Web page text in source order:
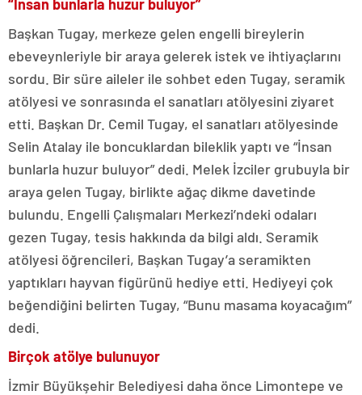
“İnsan bunlarla huzur buluyor”
Başkan Tugay, merkeze gelen engelli bireylerin
ebeveynleriyle bir araya gelerek istek ve ihtiyaçlarını
sordu. Bir süre aileler ile sohbet eden Tugay, seramik
atölyesi ve sonrasında el sanatları atölyesini ziyaret
etti. Başkan Dr. Cemil Tugay, el sanatları atölyesinde
Selin Atalay ile boncuklardan bileklik yaptı ve “İnsan
bunlarla huzur buluyor” dedi. Melek İzciler grubuyla bir
araya gelen Tugay, birlikte ağaç dikme davetinde
bulundu. Engelli Çalışmaları Merkezi’ndeki odaları
gezen Tugay, tesis hakkında da bilgi aldı. Seramik
atölyesi öğrencileri, Başkan Tugay’a seramikten
yaptıkları hayvan figürünü hediye etti. Hediyeyi çok
beğendiğini belirten Tugay, “Bunu masama koyacağım”
dedi.
Birçok atölye bulunuyor
İzmir Büyükşehir Belediyesi daha önce Limontepe ve